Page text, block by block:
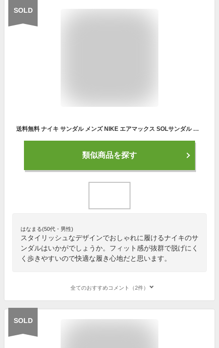
SOLD
送料無料 ナイキ サンダル メンズ NIKE エアマックス SOLサンダル スポサン AIR MAX SOL ブラック DD9972 2025夏新作
類似商品を探す
はなまる(50代・男性)
スタイリッシュなデザインでおしゃれに履けるナイキのサ
ンダルはいかがでしょうか。フィット感が抜群で脱げにく
く歩きやすいので快適な履き心地だと思います。
全てのおすすめコメント（2件）
SOLD